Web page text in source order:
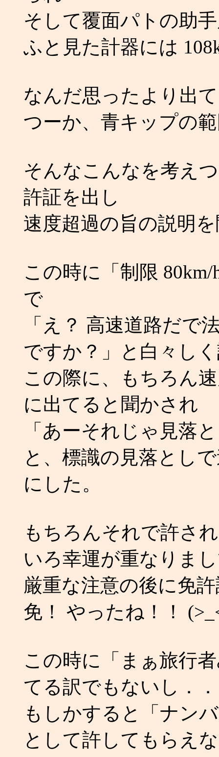
そして覆面パトの助
ふと見た計器には
なんだ思ったより出
つーか、青キップの
そんなこんなを考え
許証を出し
速度超過の旨の説明
この時に「制限
で
「え？ 高速道路だで
ですか？」と白々し
この際に、もちろん
に出てると聞かされ
「あーそれじゃ見落
と、標識の見落とし
にした。
もちろんそれで許さ
いろ幸運が重なりま
厳重な注意の後に免
免！ やったね！！
この時に「まぁ旅行
てる訳でもないし．
もしかすると「ナン
として許してもらえ